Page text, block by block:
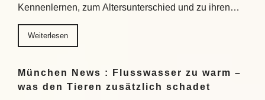
Kennenlernen, zum Altersunterschied und zu ihren…
Weiterlesen
München News : Flusswasser zu warm –
was den Tieren zusätzlich schadet